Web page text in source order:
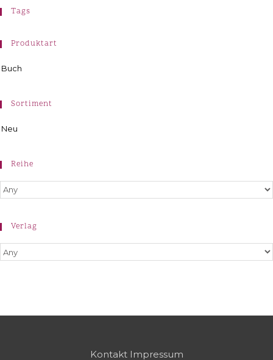
Tags
Produktart
Buch
Sortiment
Neu
Reihe
Verlag
Kontakt Impressum